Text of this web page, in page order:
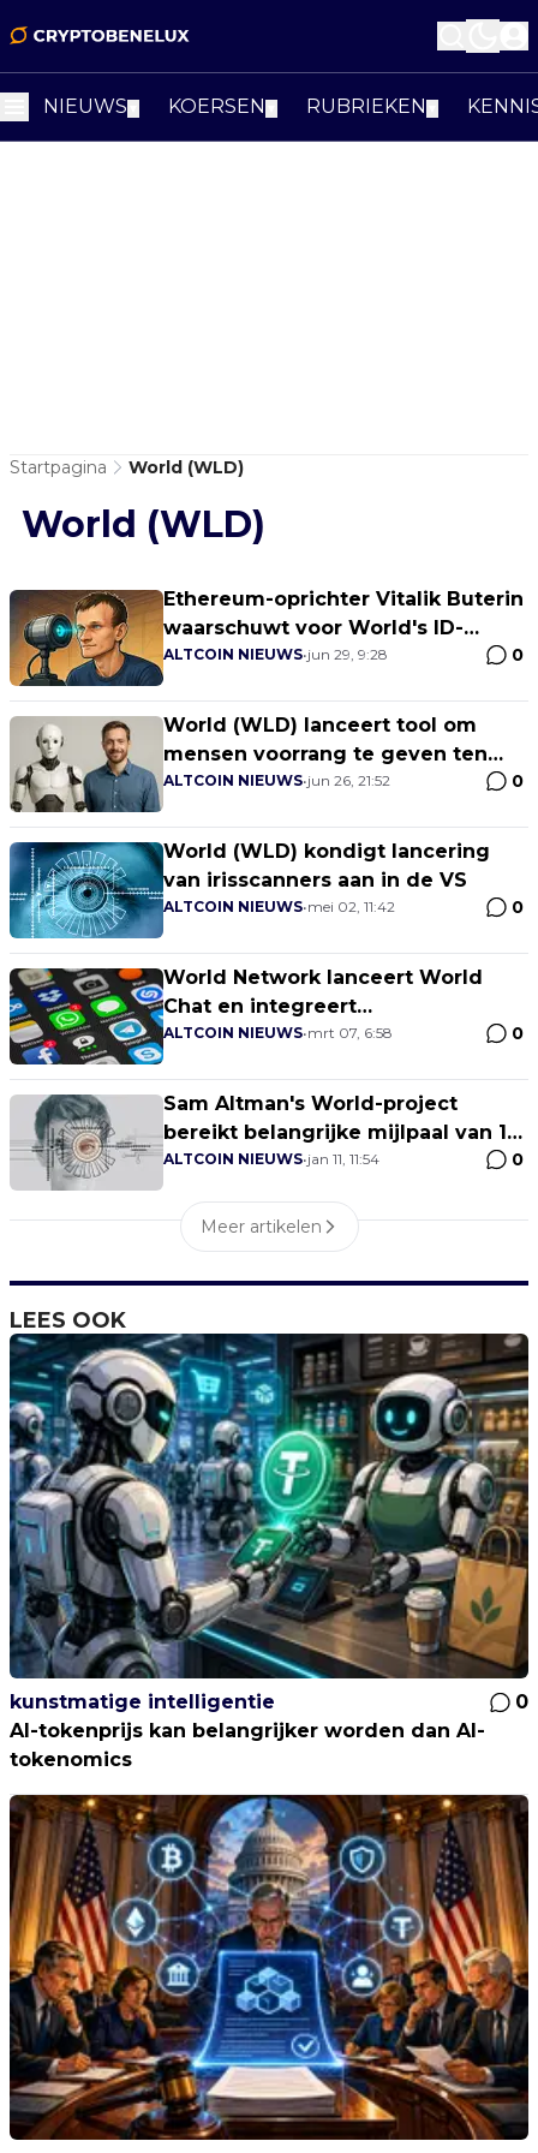
NIEUWS KOERSEN RUBRIEKEN
Startpagina World (WLD)
World (WLD)
Ethereum-oprichter Vitalik Buterin
waarschuwt voor World's ID-
verificatie
ALTCOIN NIEUWS•jun 29, 9:28 0
World (WLD) lanceert tool om
mensen voorrang te geven ten
opzichte van bots
ALTCOIN NIEUWS•jun 26, 21:52 0
World (WLD) kondigt lancering
van irisscanners aan in de VS
ALTCOIN NIEUWS•mei 02, 11:42 0
World Network lanceert World
Chat en integreert
cryptotransacties
ALTCOIN NIEUWS•mrt 07, 6:58 0
Sam Altman's World-project
bereikt belangrijke mijlpaal van 10
miljoen mensen
ALTCOIN NIEUWS•jan 11, 11:54 0
Meer artikelen
LEES OOK
kunstmatige intelligentie
0
AI-tokenprijs kan belangrijker worden dan AI-
tokenomics